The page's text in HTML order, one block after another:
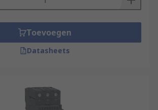
Toevoegen
Datasheets